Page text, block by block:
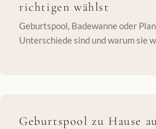
richtigen wählst
Geburtspool, Badewanne oder
Unterschiede sind und warum sie
Geburtspool zu Hause